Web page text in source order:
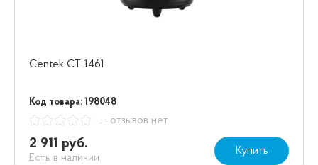
Centek CT-1461
Код товара: 198048
— отзывов нет
2 911 руб.
Есть в наличии
Купить